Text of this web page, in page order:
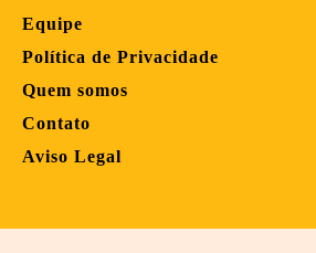
Equipe
Política de Privacidade
Quem somos
Contato
Aviso Legal